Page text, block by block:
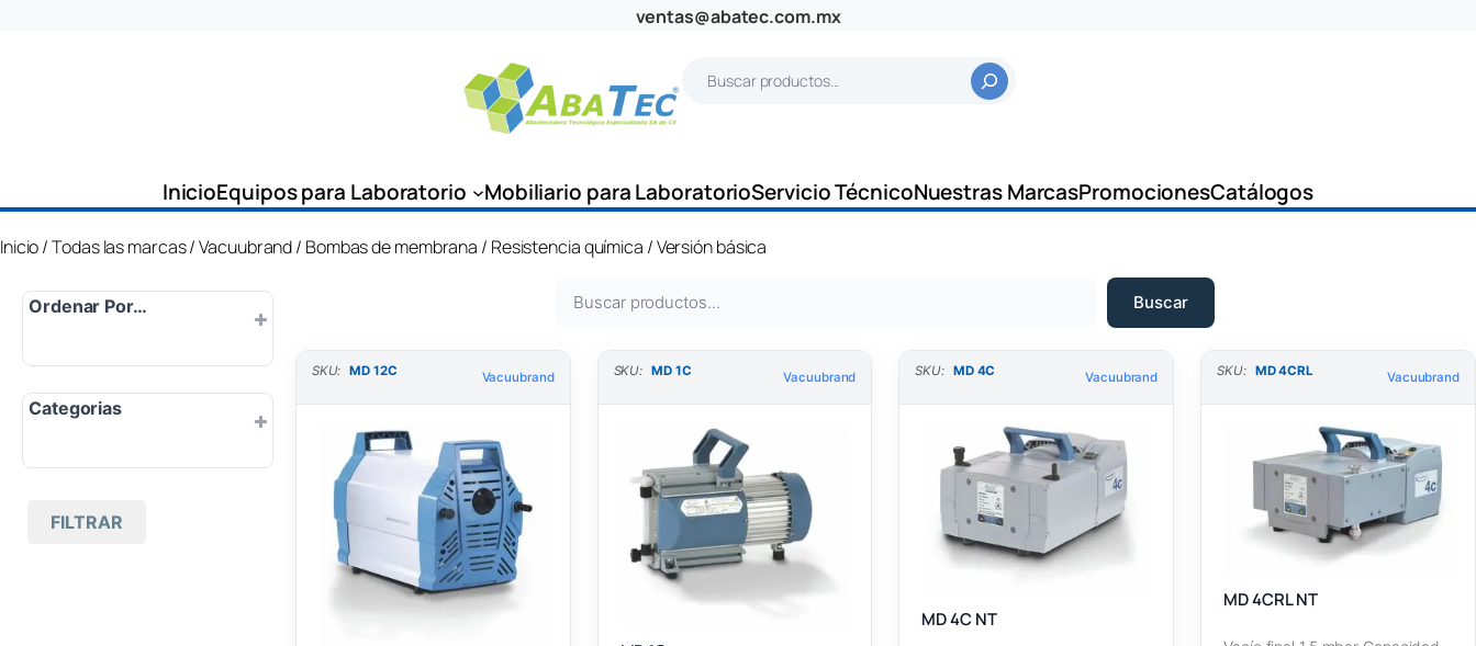
ventas@abatec.com.mx
a
InicioEquipos para Laboratorio Mobiliario para LaboratorioServicio TécnicoNuestras MarcasPromocionesCatálogos
Inicio/Todas las marcas/Vacuubrand/ Bombas de membrana / Resistencia química / Versión básica
Ordenar Por…
Popularidad
Más nuevo
Categorias
Todas las marcas
FILTRAR
s
Buscar
SKU: MD 12C Vacuubrand SKU: MD 1C Vacuubrand SKU: MD 4C Vacuubrand
MD 4C NT
SKU: MD 4CRL Vacuubrand
MD 4CRL NT